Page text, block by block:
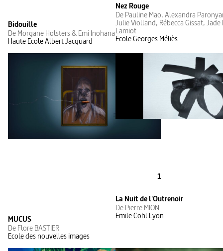
Bidouille
De Morgane Holsters & Emi Inohana
Haute Ecole Albert Jacquard
Nez Rouge
De Pauline Mao, Alexandra
Julie Violland, Rébecca Gissat,
Lamiot
Ecole Georges Méliès
1
MUCUS
De Flore BASTIER
Ecole des nouvelles images
La Nuit de l'Outrenoir
De Pierre MION
Emile Cohl Lyon